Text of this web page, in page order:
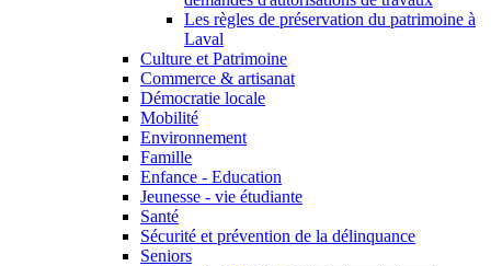
Les règles de préservation du patrimoine à
Laval
Culture et Patrimoine
Commerce & artisanat
Démocratie locale
Mobilité
Environnement
Famille
Enfance - Education
Jeunesse - vie étudiante
Santé
Sécurité et prévention de la délinquance
Seniors